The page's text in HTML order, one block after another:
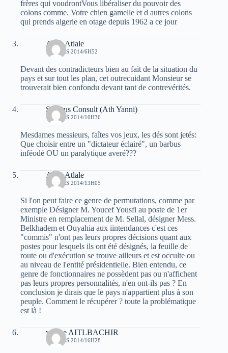
frères qui voudrontVous libéraliser du pouvoir des
colons comme. Votre chien gamelle et d autres colons
qui prends algerie en otage depuis 1962 a ce jour
Atala Atlale
14 MARS 2014/6H52
Devant des contradicteurs bien au fait de la situation du
pays et sur tout les plan, cet outrecuidant Monsieur se
trouverait bien confondu devant tant de contrevérités.
Senatus Consult (Ath Yanni)
14 MARS 2014/10H36
Mesdames messieurs, faîtes vos jeux, les dés sont jetés:
Que choisir entre un "dictateur éclairé", un barbus
inféodé OU un paralytique averé???
Atala Atlale
14 MARS 2014/13H05
Si l'on peut faire ce genre de permutations, comme par
exemple Désigner M. Youcef Yousfi au poste de 1er
Ministre en remplacement de M. Sellal, désigner Mess.
Belkhadem et Ouyahia aux iintendances c'est ces
"commis" n'ont pas leurs propres décisions quant aux
postes pour lesquels ils ont été désignés, la feuille de
route ou d'exécution se trouve ailleurs et est occulte ou
au niveau de l'entité présidentielle. Bien entendu, ce
genre de fonctionnaires ne possèdent pas ou n'affichent
pas leurs propres personnalités, n'en ont-ils pas ? En
conclusion je dirais que le pays n'appartient plus à son
peuple. Comment le récupérer ? toute la problématique
est là !
yacine AITLBACHIR
14 MARS 2014/16H28